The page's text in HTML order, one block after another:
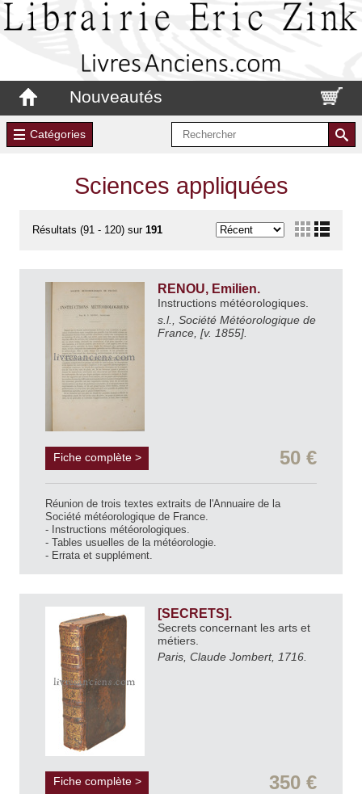
Nouveautés
Catégories
Sciences appliquées
Résultats (91 - 120) sur 191
RENOU, Emilien.
Instructions météorologiques.
s.l., Société Météorologique de
France, [v. 1855].
Fiche complète > 50 €
Réunion de trois textes extraits de l'Annuaire de la
Société météorologique de France.
- Instructions météorologiques.
- Tables usuelles de la météorologie.
- Errata et supplément.
[SECRETS].
Secrets concernant les arts et
métiers.
Paris, Claude Jombert, 1716.
Fiche complète > 350 €